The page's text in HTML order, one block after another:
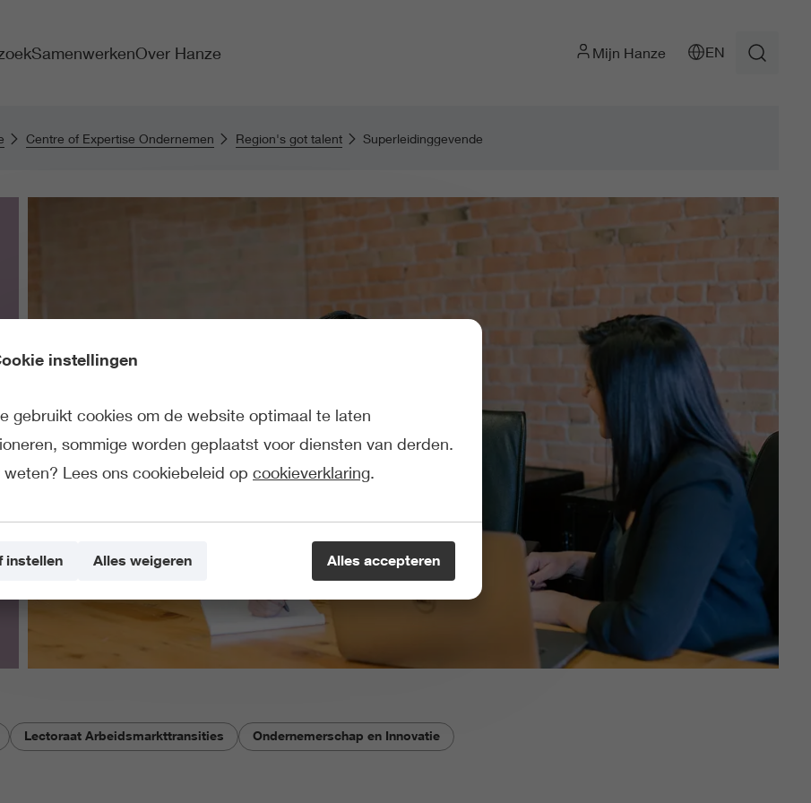
SamenwerkenOver Hanze Mijn Hanze EN
Centre of Expertise Ondernemen Region's got talent Superleidinggevende
Lectoraat Arbeidsmarkttransities Ondernemerschap en Innovatie
instellingen
gebruikt cookies om de website optimaal te laten
sommige worden geplaatst voor diensten van derden.
weten? Lees ons cookiebeleid op cookieverklaring.
Alles accepteren
instellen Alles weigeren